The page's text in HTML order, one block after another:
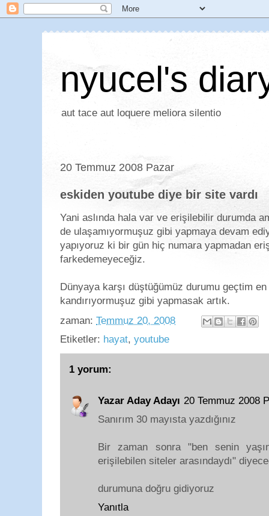
nyucel's
aut tace aut loquere meliora silentio
20 Temmuz 2008 Pazar
eskiden youtube diye bir site vardı
Yani aslında hala var ve erişilebilir durumda
de ulaşamıyormuşuz gibi yapmaya devam
yapıyoruz ki bir gün hiç numara yapmadan
farkedemeyeceğiz.
Dünyaya karşı düştüğümüz durumu geçtim
kandırıyormuşuz gibi yapmasak artık.
zaman: Temmuz 20, 2008
Etiketler: hayat, youtube
1 yorum:
Yazar Aday Adayı 20 Temmuz 2008
Sanırım 30 mayısta yazdığınız
Bir zaman sonra "ben senin
erişilebilen siteler arasındaydı"
durumuna doğru gidiyoruz
Yanıtla